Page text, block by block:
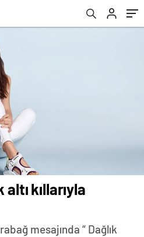
altı kıllarıyla
mesajında “ Dağlık